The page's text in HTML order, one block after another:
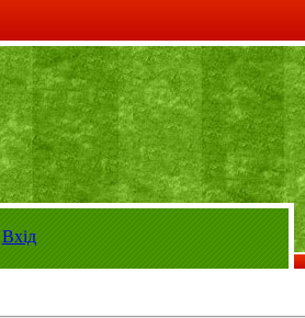
Вхід